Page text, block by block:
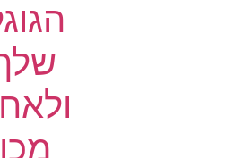
הגוגל
שלך
ולאחר
מכן